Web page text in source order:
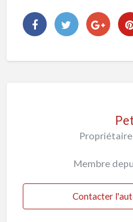
Membre
Contacter